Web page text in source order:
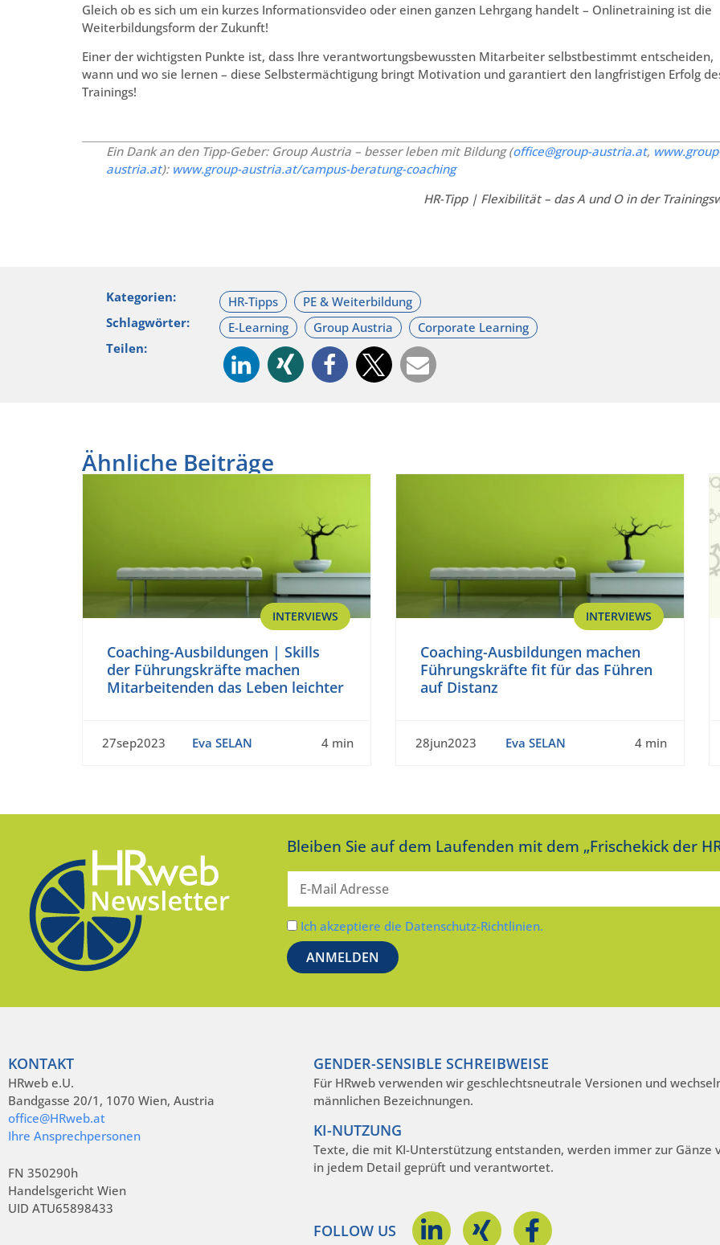
Gleich ob es sich um ein kurzes Informationsvideo oder einen ganzen Lehrgang handelt – Onlinetraining ist die
Weiterbildungsform der Zukunft!
Einer der wichtigsten Punkte ist, dass Ihre verantwortungsbewussten Mitarbeiter selbstbestimmt entscheiden,
wann und wo sie lernen – diese Selbstermächtigung bringt Motivation und garantiert den langfristigen Erfolg
Trainings!
Ein Dank an den Tipp-Geber: Group Austria – besser leben mit Bildung (office@group-austria.at,
austria.at): www.group-austria.at/campus-beratung-coaching
HR-Tipp | Flexibilität – das A und O in der
Kategorien:
Schlagwörter:
Teilen:
Ähnliche Beiträge
INTERVIEWS
Coaching-Ausbildungen | Skills
der Führungskräfte machen
Mitarbeitenden das Leben leichter
27sep2023 Eva SELAN 4 min
INTERVIEWS
Coaching-Ausbildungen machen
Führungskräfte fit für das Führen
auf Distanz
28jun2023 Eva SELAN 4 min
Bleiben Sie auf dem Laufenden mit dem „Frischekick der
Ich akzeptiere die Datenschutz-Richtlinien.
KONTAKT
HRweb e.U.
Bandgasse 20/1, 1070 Wien, Austria
office@HRweb.at
Ihre Ansprechpersonen
FN 350290h
Handelsgericht Wien
UID ATU65898433
GENDER-SENSIBLE SCHREIBWEISE
Für HRweb verwenden wir geschlechtsneutrale Versionen und
männlichen Bezeichnungen.
KI-NUTZUNG
Texte, die mit KI-Unterstützung entstanden, werden immer zur Gänze
in jedem Detail geprüft und verantwortet.
FOLLOW US